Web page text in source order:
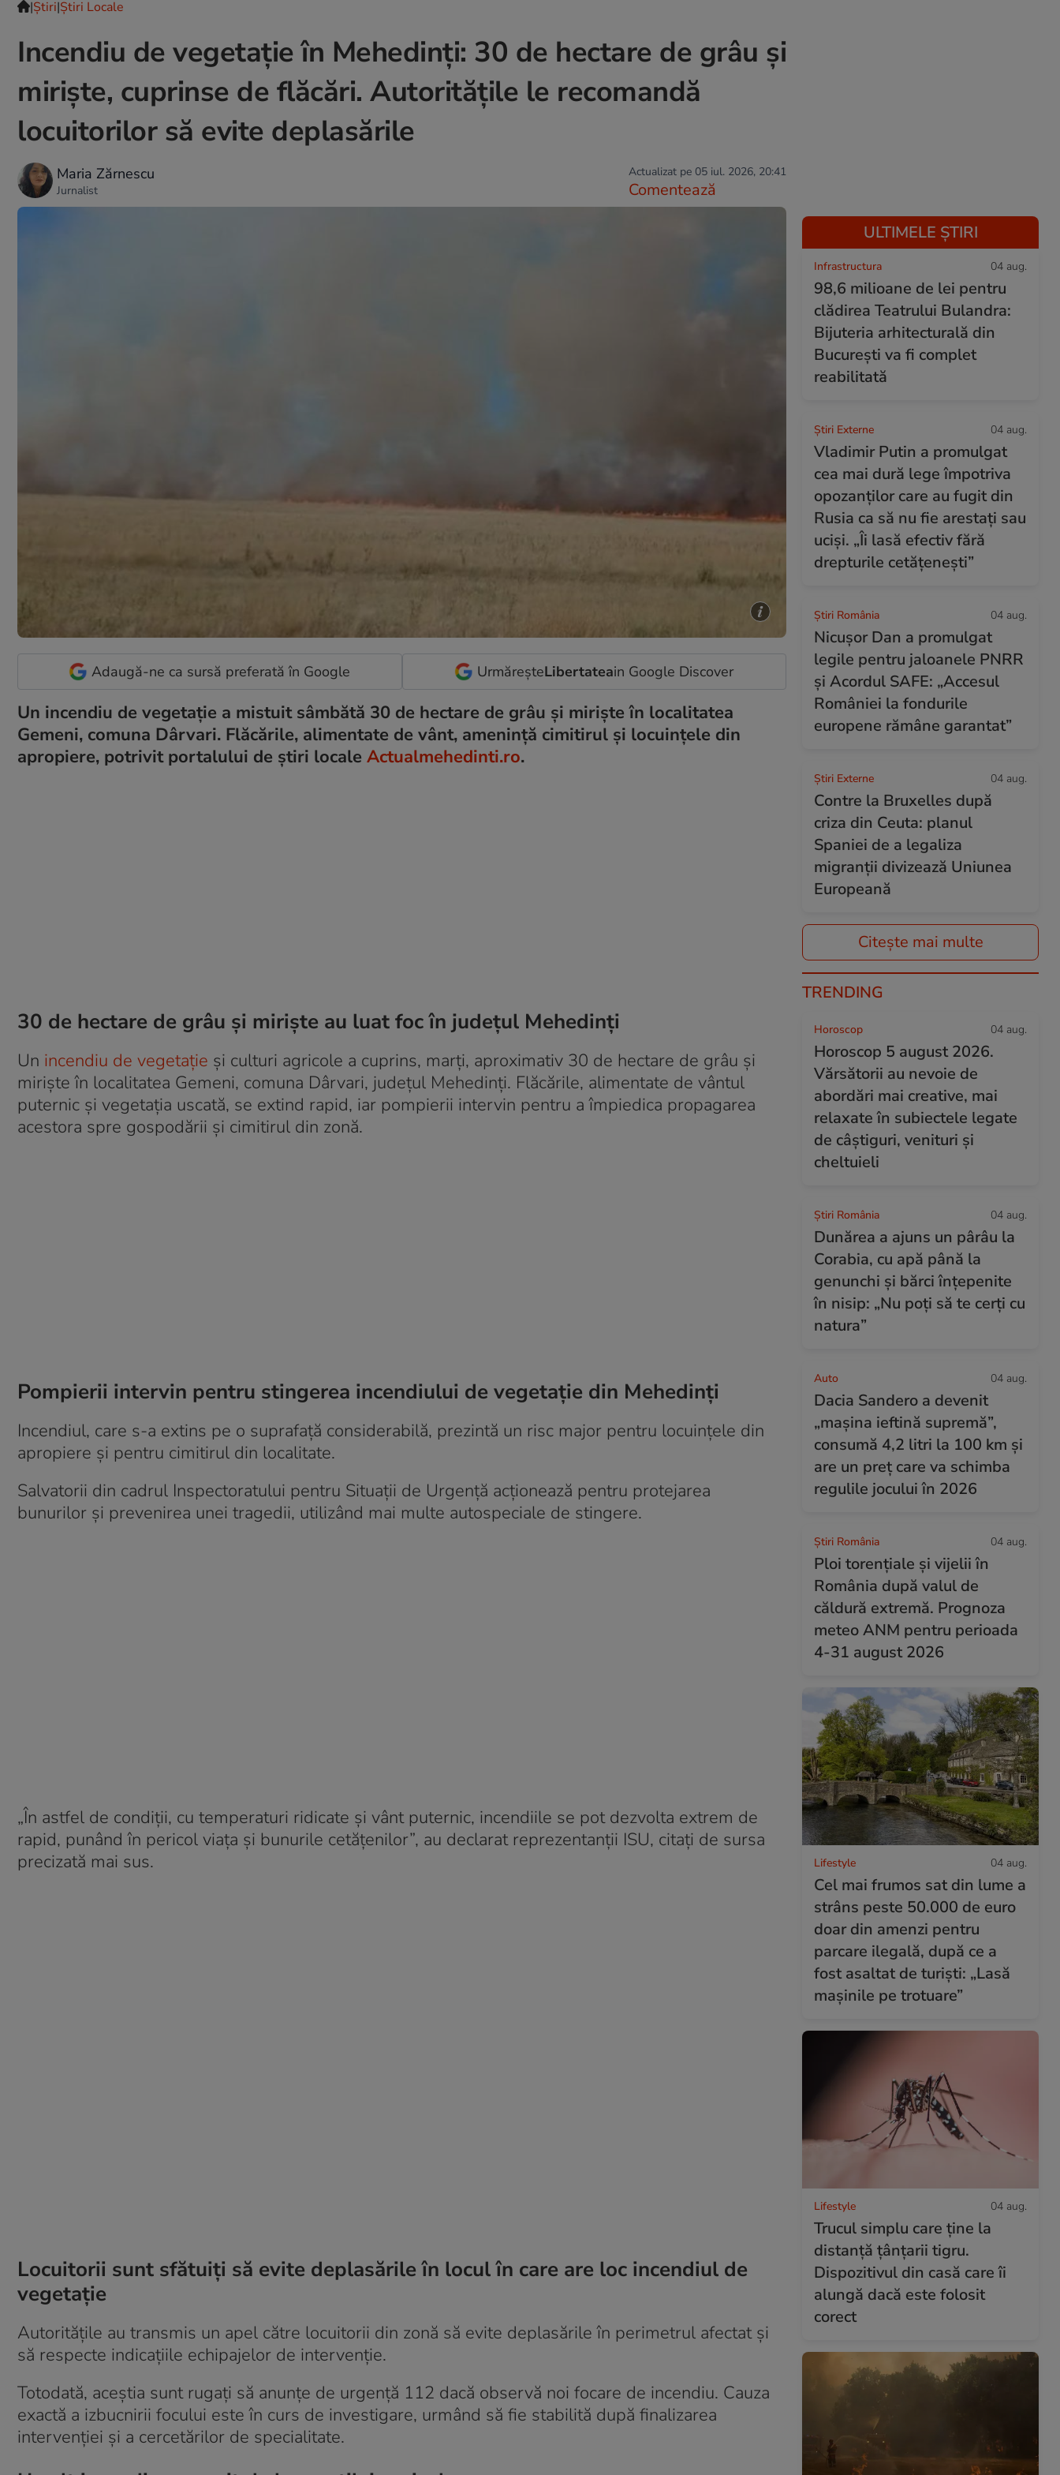
|Ştiri|Știri Locale
Incendiu de vegetație în Mehedinți: 30 de hectare de grâu și
miriște, cuprinse de flăcări. Autoritățile le recomandă
locuitorilor să evite deplasările
Maria Zărnescu
Jurnalist
Actualizat pe 05 iul. 2026, 20:41
Comentează
Adaugă-ne ca sursă preferată în Google UrmăreșteLibertateain Google Discover
Un incendiu de vegetație a mistuit sâmbătă 30 de hectare de grâu și miriște în localitatea
Gemeni, comuna Dârvari. Flăcările, alimentate de vânt, amenință cimitirul și locuințele din
apropiere, potrivit portalului de știri locale Actualmehedinti.ro.
30 de hectare de grâu și miriște au luat foc în județul Mehedinți
Un incendiu de vegetație și culturi agricole a cuprins, marți, aproximativ 30 de hectare de grâu și
miriște în localitatea Gemeni, comuna Dârvari, județul Mehedinți. Flăcările, alimentate de vântul
puternic și vegetația uscată, se extind rapid, iar pompierii intervin pentru a împiedica propagarea
acestora spre gospodării și cimitirul din zonă.
Pompierii intervin pentru stingerea incendiului de vegetație din Mehedinți
Incendiul, care s-a extins pe o suprafață considerabilă, prezintă un risc major pentru locuințele din
apropiere și pentru cimitirul din localitate.
Salvatorii din cadrul Inspectoratului pentru Situații de Urgență acționează pentru protejarea
bunurilor și prevenirea unei tragedii, utilizând mai multe autospeciale de stingere.
„În astfel de condiții, cu temperaturi ridicate și vânt puternic, incendiile se pot dezvolta extrem de
rapid, punând în pericol viața și bunurile cetățenilor”, au declarat reprezentanții ISU, citați de sursa
precizată mai sus.
Locuitorii sunt sfătuiți să evite deplasările în locul în care are loc incendiul de
vegetație
Autoritățile au transmis un apel către locuitorii din zonă să evite deplasările în perimetrul afectat și
să respecte indicațiile echipajelor de intervenție.
Totodată, aceștia sunt rugați să anunțe de urgență 112 dacă observă noi focare de incendiu. Cauza
exactă a izbucnirii focului este în curs de investigare, urmând să fie stabilită după finalizarea
intervenției și a cercetărilor de specialitate.
ULTIMELE ȘTIRI
Infrastructura 04 aug.
98,6 milioane de lei pentru
clădirea Teatrului Bulandra:
Bijuteria arhitecturală din
București va fi complet
reabilitată
Știri Externe 04 aug.
Vladimir Putin a promulgat
cea mai dură lege împotriva
opozanților care au fugit din
Rusia ca să nu fie arestați sau
uciși. „Îi lasă efectiv fără
drepturile cetățenești”
Știri România 04 aug.
Nicușor Dan a promulgat
legile pentru jaloanele PNRR
și Acordul SAFE: „Accesul
României la fondurile
europene rămâne garantat”
Știri Externe 04 aug.
Contre la Bruxelles după
criza din Ceuta: planul
Spaniei de a legaliza
migranții divizează Uniunea
Europeană
Citește mai multe
TRENDING
Horoscop 04 aug.
Horoscop 5 august 2026.
Vărsătorii au nevoie de
abordări mai creative, mai
relaxate în subiectele legate
de câștiguri, venituri și
cheltuieli
Știri România 04 aug.
Dunărea a ajuns un pârâu la
Corabia, cu apă până la
genunchi și bărci înțepenite
în nisip: „Nu poți să te cerți cu
natura”
Auto 04 aug.
Dacia Sandero a devenit
„mașina ieftină supremă”,
consumă 4,2 litri la 100 km și
are un preț care va schimba
regulile jocului în 2026
Știri România 04 aug.
Ploi torențiale și vijelii în
România după valul de
căldură extremă. Prognoza
meteo ANM pentru perioada
4-31 august 2026
Lifestyle 04 aug.
Cel mai frumos sat din lume a
strâns peste 50.000 de euro
doar din amenzi pentru
parcare ilegală, după ce a
fost asaltat de turiști: „Lasă
mașinile pe trotuare”
Lifestyle 04 aug.
Trucul simplu care ține la
distanță țânțarii tigru.
Dispozitivul din casă care îi
alungă dacă este folosit
corect